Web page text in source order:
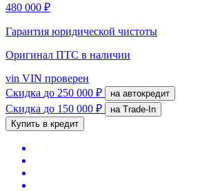
480 000 ₽
Гарантия юридической чистоты
Оригинал ПТС в наличии
vin VIN проверен
Скидка до 250 000 ₽ на автокредит
Скидка до 150 000 ₽
на Trade-In
Купить в кредит